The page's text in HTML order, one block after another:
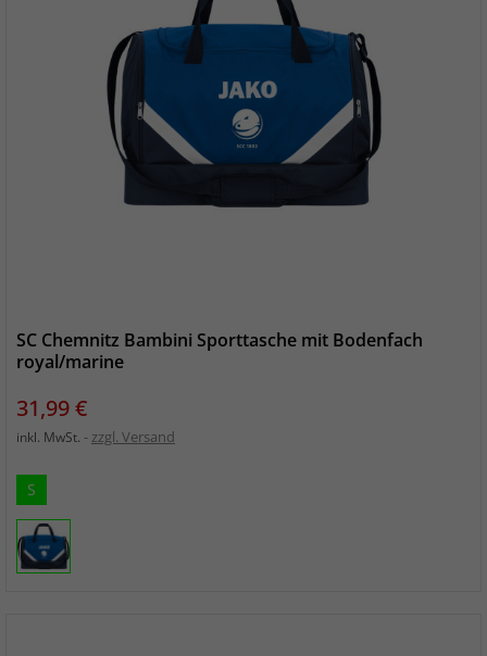
SC Chemnitz Bambini Sporttasche mit Bodenfach
royal/marine
Preis
31,99 €
inkl. MwSt. zzgl. Versand
S